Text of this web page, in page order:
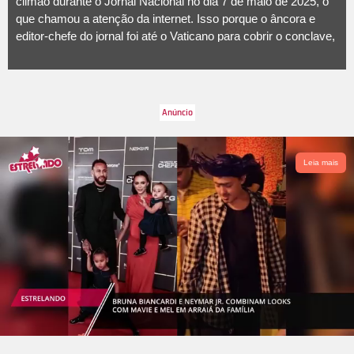
que chamou a atenção da internet. Isso porque o âncora e
editor-chefe do jornal foi até o Vaticano para cobrir o conclave,
com a jornalista que cobre os eventos que acontecem por lá.
público, porque o pessoal pede, hein? Pessoal pede em rede
social muito a sua presença aqui. Mas eu não vou explorar
você, exigir que você esteja comigo todas essas noites, não.
Muito obrigado mais uma vez. No entanto, ela parecia estar
desconfortável com a situação e até desviou do abraço que
iria receber do apresentador. Que climão! Segundo a coluna
Gente, da revista Veja, Ilze é muito na dela, mas como
repórter adora estar nas ruas. Entendeu como uma
brincadeira desnecessária. A seguir, relembre outras tortas de
climão ao vivo na TV.
Leia mais